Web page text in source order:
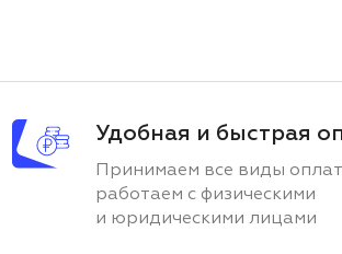
Удобная и быстрая
Принимаем все виды
работаем с физическими
и юридическими лицами